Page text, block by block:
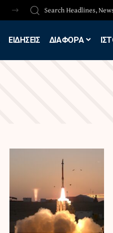
ΕΙΔΗΣΕΙΣ ΔΙΑΦΟΡΑ